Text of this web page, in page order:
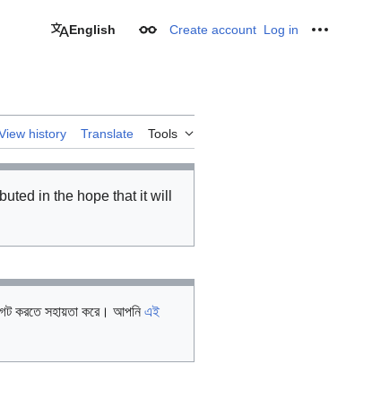
English Appearance
Create account Log in
history Translate Tools
in the hope that it will
করতে সহায়তা করে। আপনি এই